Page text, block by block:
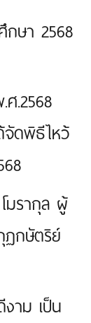
กษา 2568
.2568
จัดพิธีไหว้
มรากุล ผู้
ฏกษัตริย์
าม เป็น